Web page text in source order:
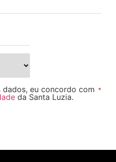
eu concordo com
da Santa Luzia.
*